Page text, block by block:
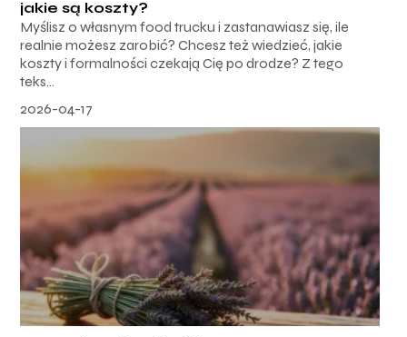
jakie są koszty?
Myślisz o własnym food trucku i zastanawiasz się, ile
realnie możesz zarobić? Chcesz też wiedzieć, jakie
koszty i formalności czekają Cię po drodze? Z tego
teks...
2026-04-17